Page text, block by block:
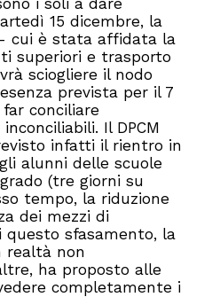
15 dicembre, la
cui è stata affidata la
superiori e trasporto
sciogliere il nodo
prevista per il 7
conciliare
Il DPCM
infatti il rientro in
alunni delle scuole
(tre giorni su
tempo, la riduzione
dei mezzi di
sfasamento, la
realtà non
ha proposto alle
completamente i